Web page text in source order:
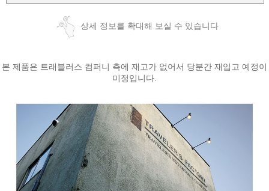
상세 정보를 확대해 보실 수 있습니다
본 제품은 트래블러스 컴퍼니 측에 재고가 없어서 당분간 재입고 예정이
미정입니다.